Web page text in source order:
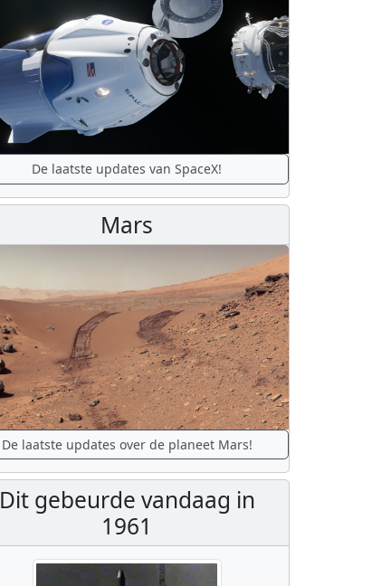
De laatste updates van SpaceX!
Mars
De laatste updates over de planeet Mars!
Dit gebeurde vandaag in
1961